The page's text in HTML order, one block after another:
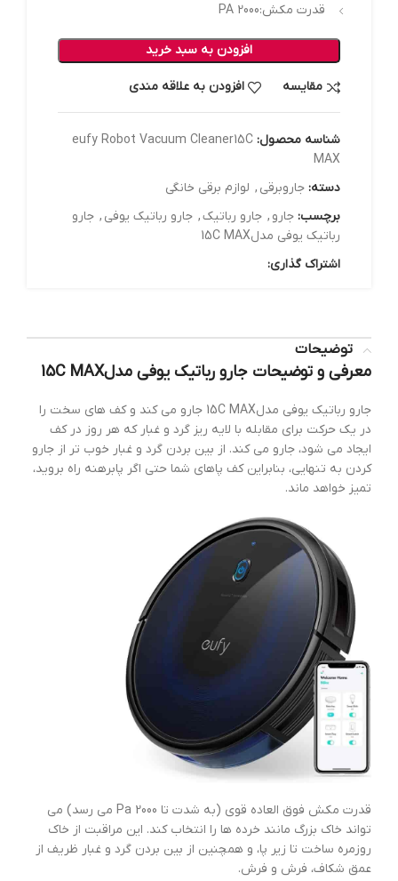
قدرت مکش:PA 2000
افزودن به سبد خرید
مقایسه افزودن به علاقه مندی
شناسه محصول: eufy Robot Vacuum Cleaner15C
MAX
دسته: جاروبرقی , لوازم برقی خانگی
برچسب: جارو , جارو رباتیک, جارو رباتیک یوفی , جارو
رباتیک یوفی مدل15C MAX
اشتراک گذاری:
توضیحات
معرفی و توضیحات جارو رباتیک یوفی مدل15C MAX
جارو رباتیک یوفی مدل15C MAX جارو می کند و کف های سخت را
در یک حرکت برای مقابله با لایه ریز گرد و غبار که هر روز در کف
ایجاد می شود، جارو می کند. از بین بردن گرد و غبار خوب تر از جارو
کردن به تنهایی، بنابراین کف پاهای شما حتی اگر پابرهنه راه بروید،
تمیز خواهد ماند.
قدرت مکش فوق العاده قوی (به شدت تا 2000 Pa می رسد) می
تواند خاک بزرگ مانند خرده ها را انتخاب کند. این مراقبت از خاک
روزمره ساخت تا زیر پا، و همچنین از بین بردن گرد و غبار ظریف از
عمق شکاف، فرش و فرش.